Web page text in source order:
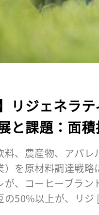
】リジェネラ
と課題：面
、農産物、アパレ
）を原材料調達戦
が、コーヒーブラ
の50%以上が、リ